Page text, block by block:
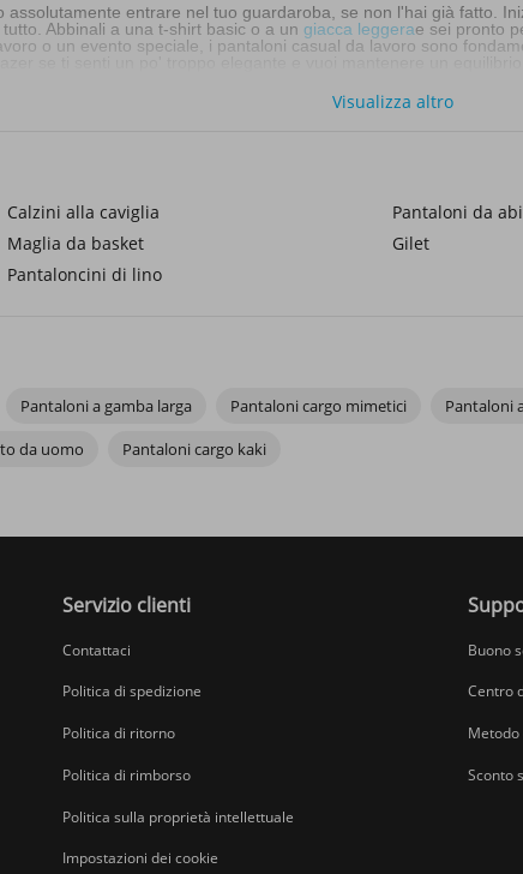
entrare nel tuo guardaroba, se non l'hai già fatto.
Abbinali a una t-shirt basic o a un giacca leggerae sei pronto
o un evento speciale, i pantaloni casual da lavoro sono
che non sia rigido o scomodo, i pantaloni business casual
I pantaloni jogger sono la scelta migliore per passare alla
più fluide sulla strada.
qui per dare un tocco di personalità al tuo look casual. Questi
di borse ingombranti.
Visualizza altro
Calzini alla caviglia Pantaloni da
Maglia da basket Gilet
Pantaloncini di lino
Pantaloni a gamba larga Pantaloni cargo mimetici Pantaloni
da uomo Pantaloni cargo kaki
Servizio clienti
Contattaci
Politica di spedizione
Politica di ritorno
Politica di rimborso
Politica sulla proprietà intellettuale
Impostazioni dei cookie
Buono
Centro
Sconto